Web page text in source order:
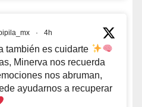
· 4h
también es cuidarte
Minerva nos recuerda
nos abruman,
ayudarnos a recuperar